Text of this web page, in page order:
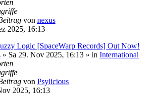
von nexus
2025, 16:13
Logic [SpaceWarp Records] Out Now!
» Sa 29. Nov 2025, 16:13 » in International
von Psylicious
2025, 16:13